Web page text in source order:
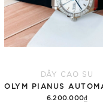
DÂY CAO SU
6.200.000₫